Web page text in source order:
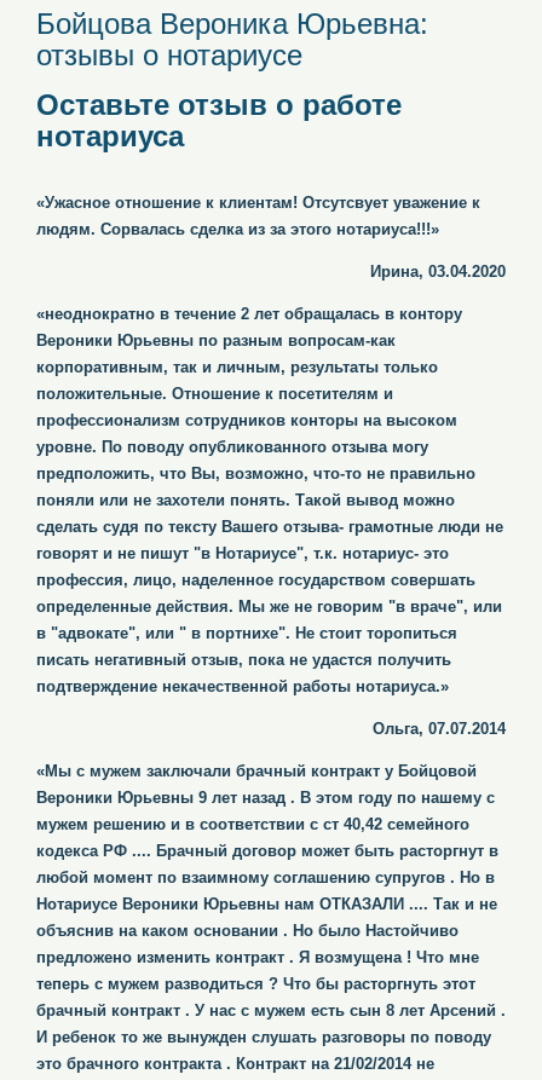
Бойцова Вероника Юрьевна:
отзывы о нотариусе
Оставьте отзыв о работе
нотариуса
«Ужасное отношение к клиентам! Отсутсвует уважение к
людям. Сорвалась сделка из за этого нотариуса!!!»
Ирина, 03.04.2020
«неоднократно в течение 2 лет обращалась в контору
Вероники Юрьевны по разным вопросам-как
корпоративным, так и личным, результаты только
положительные. Отношение к посетителям и
профессионализм сотрудников конторы на высоком
уровне. По поводу опубликованного отзыва могу
предположить, что Вы, возможно, что-то не правильно
поняли или не захотели понять. Такой вывод можно
сделать судя по тексту Вашего отзыва- грамотные люди не
говорят и не пишут "в Нотариусе", т.к. нотариус- это
профессия, лицо, наделенное государством совершать
определенные действия. Мы же не говорим "в враче", или
в "адвокате", или " в портнихе". Не стоит торопиться
писать негативный отзыв, пока не удастся получить
подтверждение некачественной работы нотариуса.»
Ольга, 07.07.2014
«Мы с мужем заключали брачный контракт у Бойцовой
Вероники Юрьевны 9 лет назад . В этом году по нашему с
мужем решению и в соответствии с ст 40,42 семейного
кодекса РФ .... Брачный договор может быть расторгнут в
любой момент по взаимному соглашению супругов . Но в
Нотариусе Вероники Юрьевны нам ОТКАЗАЛИ .... Так и не
объяснив на каком основании . Но было Настойчиво
предложено изменить контракт . Я возмущена ! Что мне
теперь с мужем разводиться ? Что бы расторгнуть этот
брачный контракт . У нас с мужем есть сын 8 лет Арсений .
И ребенок то же вынужден слушать разговоры по поводу
это брачного контракта . Контракт на 21/02/2014 не